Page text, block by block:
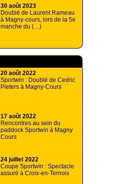
30 août 2023
Doublé de Laurent Rameau
à Magny-cours, lors de la 5e
manche du (…)
20 août 2022
Sportwin : Doublé de Cedric
Pieters à Magny-Cours
17 août 2022
Rencontres au sein du
paddock Sportwin à Magny
Cours
24 juillet 2022
Coupe Sportwin : Spectacle
assuré à Croix-en-Ternois